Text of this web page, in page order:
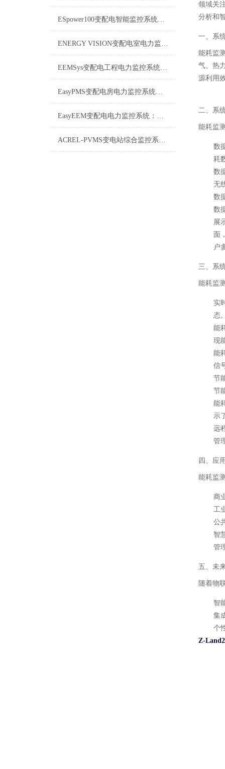
ESpower100变配电智能监控系统技术参数
ENERGY VISION变配电室电力监控系统维修保养
EEMSys变配电工程电力监控系统：保障电网稳定运行的智能中枢
EasyPMS变配电房电力监控系统：守护电网“心脏”的智能卫士
EasyEEM变配电电力监控系统：智能电网的“神经中枢”
ACREL-PVMS变电站综合监控系统详解
领域关
分析和
一、系
能耗监
气、热
源利用
二、系
能耗监
数
耗
数
无
数
数
展
面
户
三、系
能耗监
实
态
能
现
能
信
节
节
能
示
远
管
四、应
能耗监
商
工
公
智
管
五、未
随着物
智
集
个
Z-